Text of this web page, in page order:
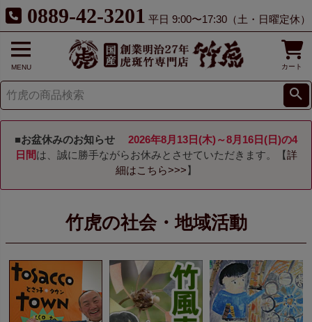
0889-42-3201 平日 9:00〜17:30（土・日曜定休）
MENU カート
■お盆休みのお知らせ
2026年8月13日(木)～8月16日(日)の4
日間は、誠に勝手ながらお休みとさせていただきます。【詳
細はこちら>>> 】
竹虎の社会・地域活動